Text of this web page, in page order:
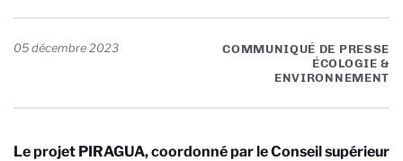
05 décembre 2023
COMMUNIQUÉ DE PRESSE
ÉCOLOGIE &
ENVIRONNEMENT
Le projet PIRAGUA, coordonné par le Conseil supérieur